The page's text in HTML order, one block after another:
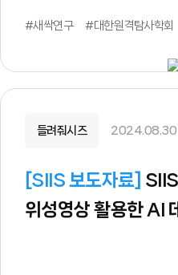
#새싹연구 #대한원격탐사학회
들려줘시즈 2024.08.30
[SIIS 보도자료]
위성영상 활용한 AI